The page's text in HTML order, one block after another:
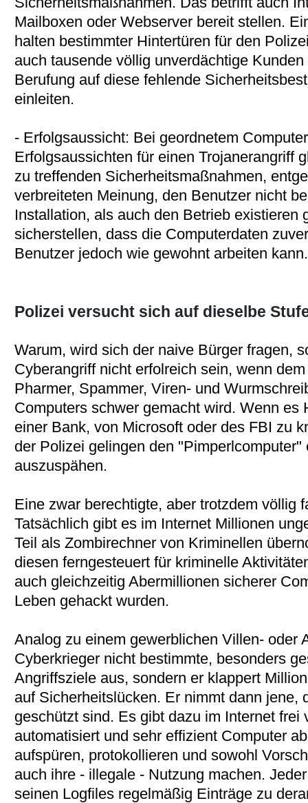
Mailboxen oder Webserver bereit stellen.
halten bestimmter Hintertüren für den
auch tausende völlig unverdächtige
Berufung auf diese fehlende
einleiten.
- Erfolgsaussicht: Bei geordnetem
Erfolgsaussichten für einen Trojanerangriff
zu treffenden Sicherheitsmaßnahmen,
verbreiteten Meinung, den Benutzer nicht
Installation, als auch den Betrieb existieren
sicherstellen, dass die Computerdaten
Benutzer jedoch wie gewohnt arbeiten kann.
Polizei versucht sich auf dieselbe
Warum, wird sich der naive Bürger fragen,
Cyberangriff nicht erfolreich sein, wenn
Pharmer, Spammer, Viren- und
Computers schwer gemacht wird. Wenn es
einer Bank, von Microsoft oder des FBI zu
der Polizei gelingen den "Pimperlcomputer"
auszuspähen.
Eine zwar berechtigte, aber trotzdem völlig
Tatsächlich gibt es im Internet Millionen
Teil als Zombirechner von Kriminellen
diesen ferngesteuert für kriminelle
auch gleichzeitig Abermillionen sicherer
Leben gehackt wurden.
Analog zu einem gewerblichen Villen- oder
Cyberkrieger nicht bestimmte, besonders
Angriffsziele aus, sondern er klappert
auf Sicherheitslücken. Er nimmt dann jene,
geschützt sind. Es gibt dazu im Internet frei
automatisiert und sehr effizient Computer
aufspüren, protokollieren und sowohl
auch ihre - illegale - Nutzung machen.
seinen Logfiles regelmäßig Einträge zu